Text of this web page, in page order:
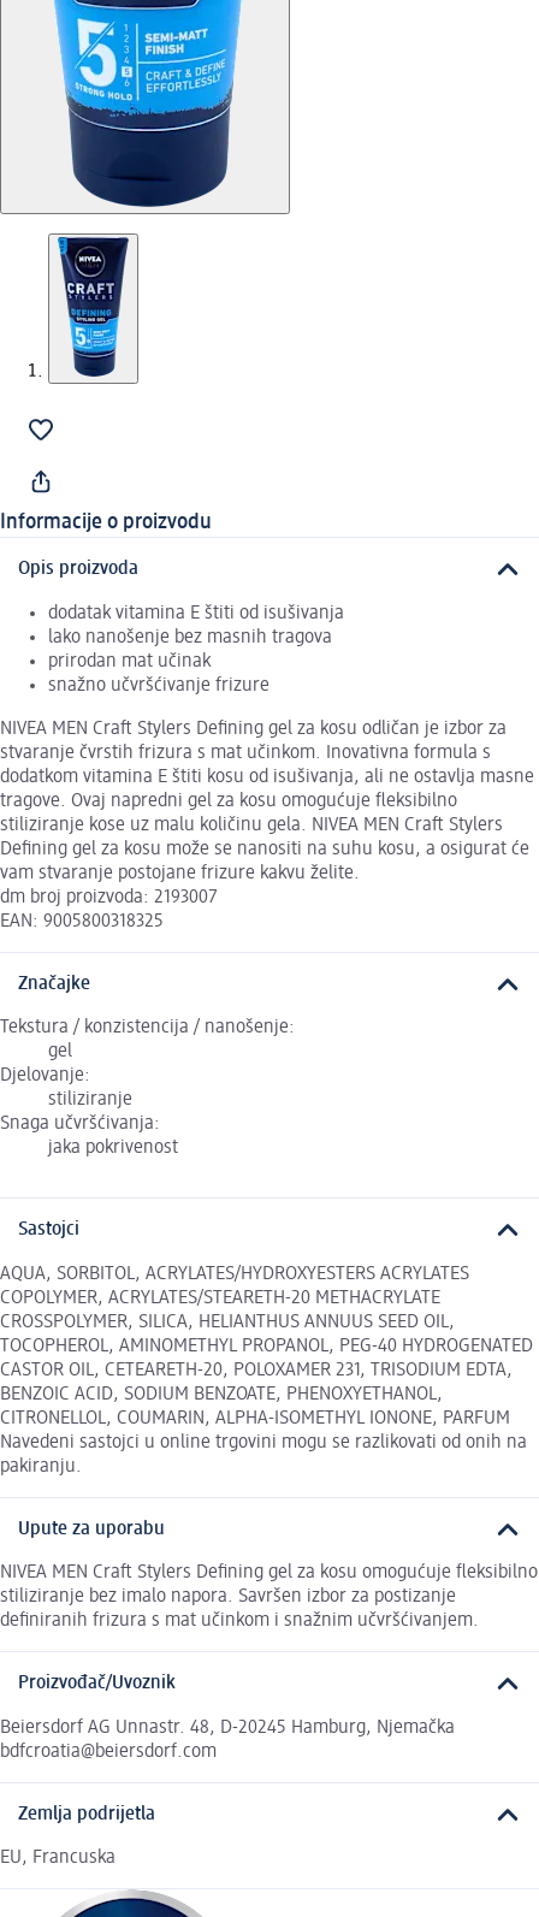
Informacije o proizvodu
Opis proizvoda
dodatak vitamina E štiti od isušivanja
lako nanošenje bez masnih tragova
prirodan mat učinak
snažno učvršćivanje frizure
NIVEA MEN Craft Stylers Defining gel za kosu odličan je izbor za
stvaranje čvrstih frizura s mat učinkom. Inovativna formula s
dodatkom vitamina E štiti kosu od isušivanja, ali ne ostavlja masne
tragove. Ovaj napredni gel za kosu omogućuje fleksibilno
stiliziranje kose uz malu količinu gela. NIVEA MEN Craft Stylers
Defining gel za kosu može se nanositi na suhu kosu, a osigurat će
vam stvaranje postojane frizure kakvu želite.
dm broj proizvoda: 2193007
EAN: 9005800318325
Značajke
Tekstura / konzistencija / nanošenje:
gel
Djelovanje:
stiliziranje
Snaga učvršćivanja:
jaka pokrivenost
Sastojci
AQUA, SORBITOL, ACRYLATES/HYDROXYESTERS ACRYLATES
COPOLYMER, ACRYLATES/STEARETH-20 METHACRYLATE
CROSSPOLYMER, SILICA, HELIANTHUS ANNUUS SEED OIL,
TOCOPHEROL, AMINOMETHYL PROPANOL, PEG-40 HYDROGENATED
CASTOR OIL, CETEARETH-20, POLOXAMER 231, TRISODIUM EDTA,
BENZOIC ACID, SODIUM BENZOATE, PHENOXYETHANOL,
CITRONELLOL, COUMARIN, ALPHA-ISOMETHYL IONONE, PARFUM
Navedeni sastojci u online trgovini mogu se razlikovati od onih na
pakiranju.
Upute za uporabu
NIVEA MEN Craft Stylers Defining gel za kosu omogućuje fleksibilno
stiliziranje bez imalo napora. Savršen izbor za postizanje
definiranih frizura s mat učinkom i snažnim učvršćivanjem.
Proizvođač/Uvoznik
Beiersdorf AG Unnastr. 48, D-20245 Hamburg, Njemačka
bdfcroatia@beiersdorf.com
Zemlja podrijetla
EU, Francuska